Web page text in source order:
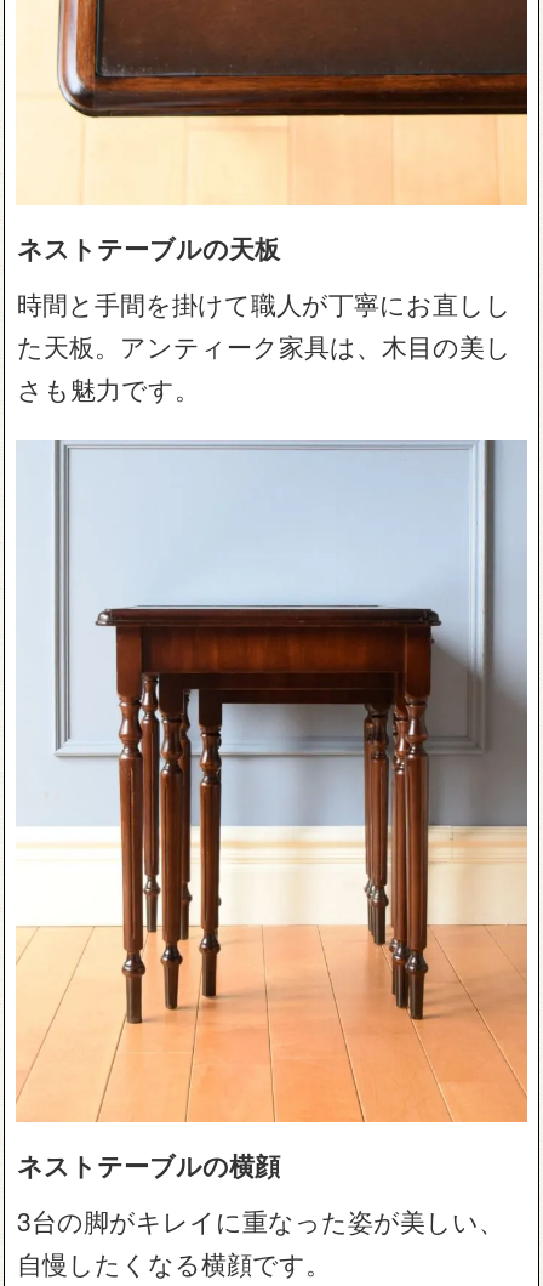
ネストテーブルの天板
時間と手間を掛けて職人が丁寧にお直しし
た天板。アンティーク家具は、木目の美し
さも魅力です。
ネストテーブルの横顔
3台の脚がキレイに重なった姿が美しい、
自慢したくなる横顔です。